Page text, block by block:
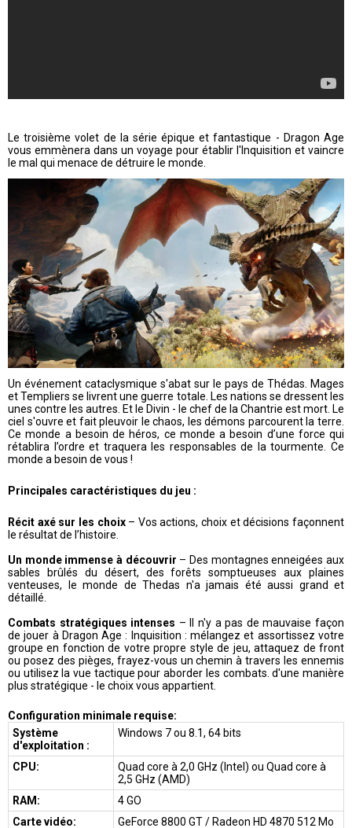
Le troisième volet de la série épique et fantastique - Dragon Age
vous emmènera dans un voyage pour établir l'Inquisition et vaincre
le mal qui menace de détruire le monde.
Un événement cataclysmique s'abat sur le pays de Thédas. Mages
et Templiers se livrent une guerre totale. Les nations se dressent les
unes contre les autres. Et le Divin - le chef de la Chantrie est mort. Le
ciel s'ouvre et fait pleuvoir le chaos, les démons parcourent la terre.
Ce monde a besoin de héros, ce monde a besoin d’une force qui
rétablira l’ordre et traquera les responsables de la tourmente. Ce
monde a besoin de vous !
Principales caractéristiques du jeu :
Récit axé sur les choix– Vos actions, choix et décisions façonnent
le résultat de l’histoire.
Un monde immense à découvrir – Des montagnes enneigées aux
sables brûlés du désert, des forêts somptueuses aux plaines
venteuses, le monde de Thedas n'a jamais été aussi grand et
détaillé.
Combats stratégiques intenses – Il n'y a pas de mauvaise façon
de jouer à Dragon Age : Inquisition : mélangez et assortissez votre
groupe en fonction de votre propre style de jeu, attaquez de front
ou posez des pièges, frayez-vous un chemin à travers les ennemis
ou utilisez la vue tactique pour aborder les combats. d'une manière
plus stratégique - le choix vous appartient.
Configuration minimale requise:
Système
d'exploitation :
Windows 7 ou 8.1, 64 bits
CPU:
Quad core à 2,0 GHz (Intel) ou Quad core à
2,5 GHz (AMD)
RAM:
4 GO
Carte vidéo:
GeForce 8800 GT / Radeon HD 4870 512 Mo